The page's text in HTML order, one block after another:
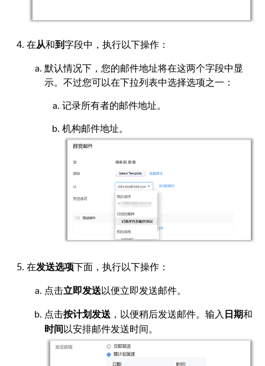
在从和到字段中，执行以下操作：
默认情况下，您的邮件地址将在这两个字段中显
示。不过您可以在下拉列表中选择选项之一：
记录所有者的邮件地址。
机构邮件地址。
在发送选项下面，执行以下操作：
点击立即发送以便立即发送邮件。
点击按计划发送 ，以便稍后发送邮件。输入 日期和
时间 以安排邮件发送时间。